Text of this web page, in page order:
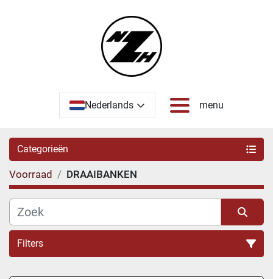
Nederlands menu
Categorieën
Voorraad DRAAIBANKEN
Filters